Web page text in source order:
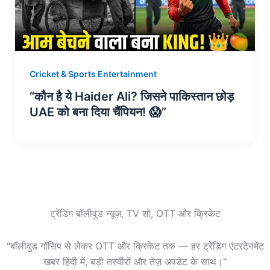
Cricket & Sports Entertainment
“कौन है ये Haider Ali? जिसने पाकिस्तान छोड़
UAE को बना दिया चैंपियन! 😱”
ट्रेंडिंग बॉलीवुड न्यूज़, TV शो, OTT और क्रिकेट
"बॉलीवुड गॉसिप से लेकर OTT और क्रिकेट तक — हर ट्रेंडिंग एंटरटेनमेंट
खबर हिंदी में, बड़ी तस्वीरों और तेज़ अपडेट के साथ।"